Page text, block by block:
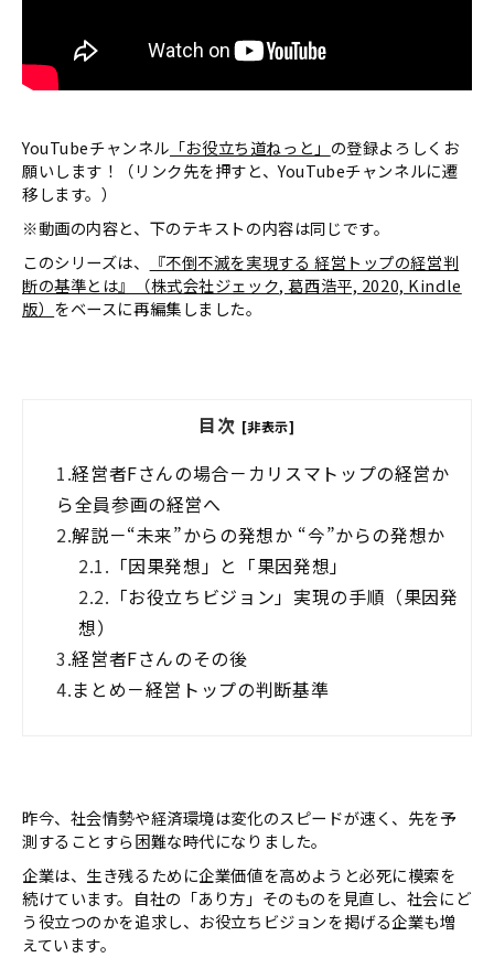
YouTubeチャンネル 「お役立ち道ねっと」 の登録よろしくお
願いします！（リンク先を押すと、YouTubeチャンネルに遷
移します。）
※動画の内容と、下のテキストの内容は同じです。
このシリーズは、
『不倒不滅を実現する 経営トップの経営判
断の基準とは』（株式会社ジェック, 葛西浩平, 2020, Kindle
版） をベースに再編集しました。
目次 [非表示]
1.経営者Fさんの場合－カリスマトップの経営か
ら全員参画の経営へ
2.解説－“未来”からの発想か “今”からの発想か
2.1. 「因果発想」と「果因発想」
2.2. 「お役立ちビジョン」実現の手順（果因発
想）
3.経営者Fさんのその後
4.まとめ－経営トップの判断基準
昨今、社会情勢や経済環境は変化のスピードが速く、先を予
測することすら困難な時代になりました。
企業は、生き残るために企業価値を高めようと必死に模索を
続けています。自社の「あり方」そのものを見直し、社会にど
う役立つのかを追求し、お役立ちビジョンを掲げる企業も増
えています。